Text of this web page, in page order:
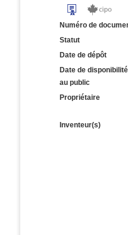
Numéro de
Statut
Date de dépôt
Date de disponibilité
au public
Propriétaire
Inventeur(s)